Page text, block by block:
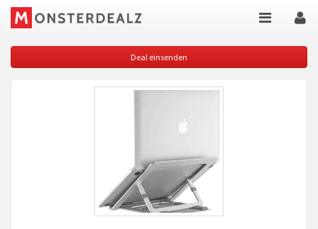
Deal einsenden